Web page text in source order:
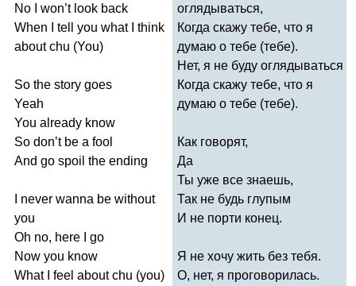
No
won’t look back
When
tell you what
think
about chu (You)
So the story goes
Yeah
You already know
So don’t be a fool
And go spoil the ending
never wanna be without
you
Oh no, here
go
Now you know
What
feel about chu (you)
оглядываться,
Когда скажу тебе, что я
думаю о тебе (тебе).
Нет, я не буду оглядываться
Когда скажу тебе, что я
думаю о тебе (тебе).
Как говорят,
Да
Ты уже все знаешь,
Так не будь глупым
И не порти конец.
Я не хочу жить без тебя.
О, нет, я проговорилась.